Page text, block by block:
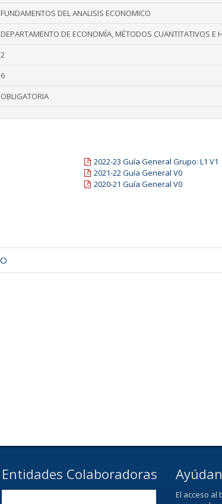
FUNDAMENTOS DEL ANALISIS ECONOMICO
DEPARTAMENTO DE ECONOMÍA, MÉTODOS CUANTITATIVOS E
2
6
OBLIGATORIA
2022-23 Guía General Grupo: L1 V1
2021-22 Guía General V0
2020-21 Guía General V0
Entidades Colaboradoras
El acceso al